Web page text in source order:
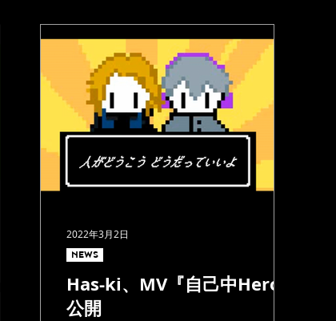
Has-ki、MV『自己中Hero』
公開
NEWS
2022年3月2日